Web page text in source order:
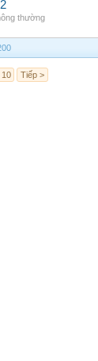
thường
10 Tiếp >